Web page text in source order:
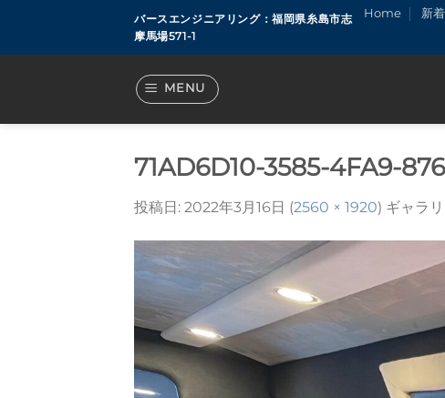
content
バースエンジニアリング：福岡県糸島市志
摩馬場571-1
Home 新
MENU
71AD6D10-3585-4FA9-
投稿日: 2022年3月16日 (2560 × 1920) ギャラ